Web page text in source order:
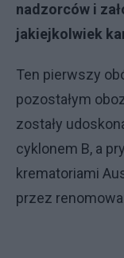
nadzorców i
jakiejkolwiek
Ten pierwszy
pozostałym
zostały
cyklonem B, a
krematoriami
przez